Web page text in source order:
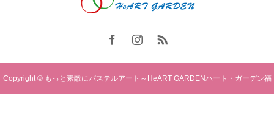
Copyright © もっと素敵にパステルアート～HeART GARDENハート・ガーデン福